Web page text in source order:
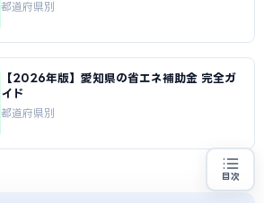
都道府県別
【2026年版】愛知県の省エネ補助金 完全ガ
イド
都道府県別
目次